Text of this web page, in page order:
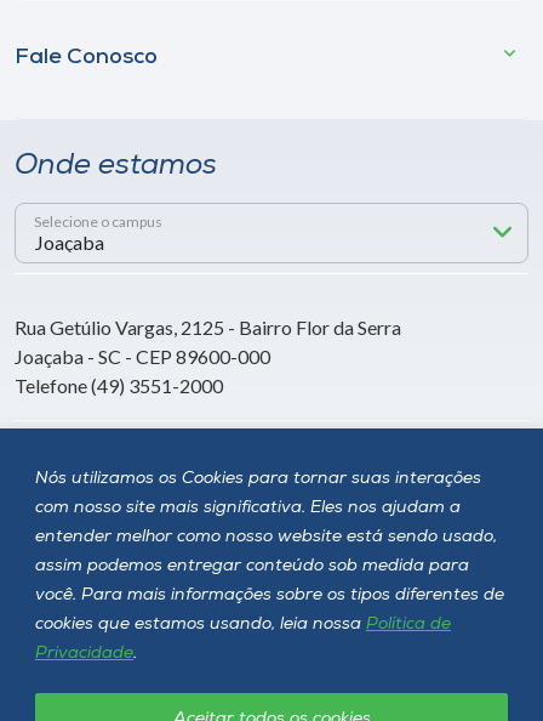
Nós utilizamos os Cookies para tornar suas interações
com nosso site mais significativa. Eles nos ajudam a
entender melhor como nosso website está sendo usado,
assim podemos entregar conteúdo sob medida para
você. Para mais informações sobre os tipos diferentes de
cookies que estamos usando, leia nossa Política de
Privacidade.
Fale Conosco
Onde estamos
Selecione o campus
Rua Getúlio Vargas, 2125 - Bairro Flor da Serra
Joaçaba - SC - CEP 89600-000
Telefone (49) 3551-2000
Siga a Unoesc